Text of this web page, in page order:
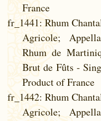
France
fr_1441: Rhum
Agricole;
Rhum de
Brut de Fûts -
Product of France
fr_1442: Rhum
Agricole;